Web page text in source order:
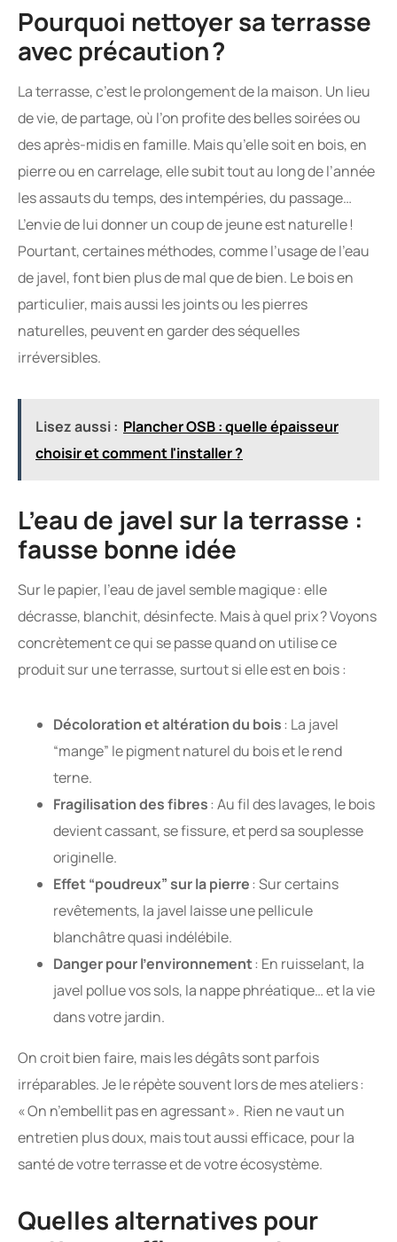
Pourquoi nettoyer sa terrasse
avec précaution ?
La terrasse, c’est le prolongement de la maison. Un lieu
de vie, de partage, où l’on profite des belles soirées ou
des après-midis en famille. Mais qu’elle soit en bois, en
pierre ou en carrelage, elle subit tout au long de l’année
les assauts du temps, des intempéries, du passage…
L’envie de lui donner un coup de jeune est naturelle !
Pourtant, certaines méthodes, comme l’usage de l’eau
de javel, font bien plus de mal que de bien. Le bois en
particulier, mais aussi les joints ou les pierres
naturelles, peuvent en garder des séquelles
irréversibles.
Lisez aussi : Plancher OSB : quelle épaisseur
choisir et comment l'installer ?
L’eau de javel sur la terrasse :
fausse bonne idée
Sur le papier, l’eau de javel semble magique : elle
décrasse, blanchit, désinfecte. Mais à quel prix ? Voyons
concrètement ce qui se passe quand on utilise ce
produit sur une terrasse, surtout si elle est en bois :
Décoloration et altération du bois: La javel
“mange” le pigment naturel du bois et le rend
terne.
Fragilisation des fibres: Au fil des lavages, le bois
devient cassant, se fissure, et perd sa souplesse
originelle.
Effet “poudreux” sur la pierre: Sur certains
revêtements, la javel laisse une pellicule
blanchâtre quasi indélébile.
Danger pour l’environnement: En ruisselant, la
javel pollue vos sols, la nappe phréatique… et la vie
dans votre jardin.
On croit bien faire, mais les dégâts sont parfois
irréparables. Je le répète souvent lors de mes ateliers :
« On n’embellit pas en agressant ». Rien ne vaut un
entretien plus doux, mais tout aussi efficace, pour la
santé de votre terrasse et de votre écosystème.
Quelles alternatives pour